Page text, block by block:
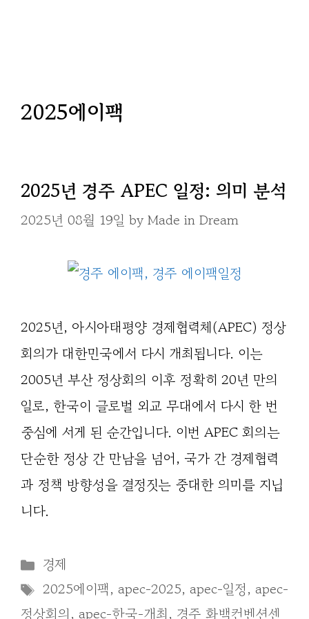
2025에이팩
2025년 경주 APEC 일정: 의미 분석
2025년 08월 19일 by Made in Dream
2025년, 아시아태평양 경제협력체(APEC) 정상
회의가 대한민국에서 다시 개최됩니다. 이는
2005년 부산 정상회의 이후 정확히 20년 만의
일로, 한국이 글로벌 외교 무대에서 다시 한 번
중심에 서게 된 순간입니다. 이번 APEC 회의는
단순한 정상 간 만남을 넘어, 국가 간 경제협력
과 정책 방향성을 결정짓는 중대한 의미를 지닙
니다.
Categories
경제
Tags
2025에이팩, apec-2025, apec-일정, apec-
정상회의, apec-한국-개최, 경주 화백컨벤션센